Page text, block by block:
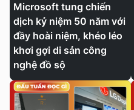
Microsoft tung chiến
dịch kỷ niệm 50 năm với
đầy hoài niệm, khéo léo
khơi gợi di sản công
nghệ đồ sộ